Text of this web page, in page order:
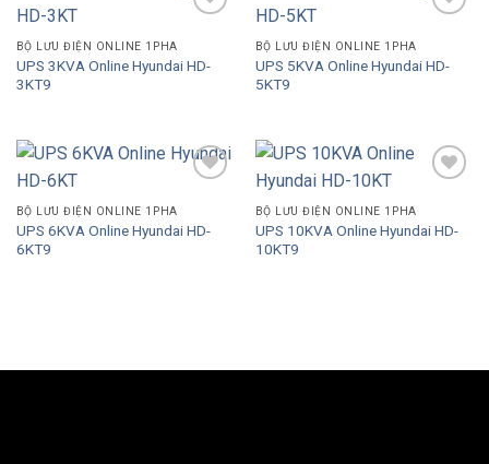
BỘ LƯU ĐIỆN ONLINE 1PHA
UPS 3KVA Online Hyundai HD-
3KT9
BỘ LƯU ĐIỆN ONLINE 1PHA
UPS 5KVA Online Hyundai HD-
5KT9
BỘ LƯU ĐIỆN ONLINE 1PHA
UPS 6KVA Online Hyundai HD-
6KT9
BỘ LƯU ĐIỆN ONLINE 1PHA
UPS 10KVA Online Hyundai HD-
10KT9